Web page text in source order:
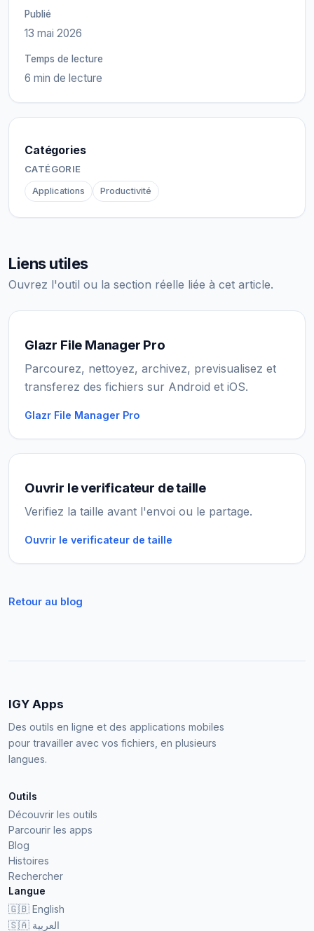
Publié
13 mai 2026
Temps de lecture
6 min de lecture
Catégories
CATÉGORIE
Applications Productivité
Liens utiles
Ouvrez l'outil ou la section réelle liée à cet article.
Glazr File Manager Pro
Parcourez, nettoyez, archivez, previsualisez et
transferez des fichiers sur Android et iOS.
Glazr File Manager Pro
Ouvrir le verificateur de taille
Verifiez la taille avant l'envoi ou le partage.
Ouvrir le verificateur de taille
Retour au blog
IGY Apps
Des outils en ligne et des applications mobiles
pour travailler avec vos fichiers, en plusieurs
langues.
Outils
Découvrir les outils
Parcourir les apps
Blog
Histoires
Rechercher
Langue
🇬🇧 English
🇸🇦 العربية